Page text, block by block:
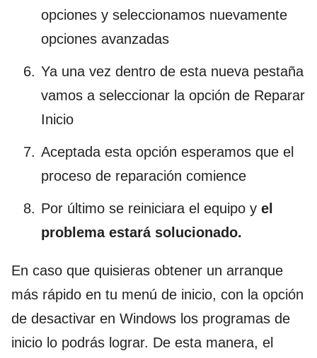
opciones y seleccionamos nuevamente
opciones avanzadas
Ya una vez dentro de esta nueva pestaña
vamos a seleccionar la opción de Reparar
Inicio
Aceptada esta opción esperamos que el
proceso de reparación comience
Por último se reiniciara el equipo y el
problema estará solucionado.
En caso que quisieras obtener un arranque
más rápido en tu menú de inicio, con la opción
de desactivar en Windows los programas de
inicio lo podrás lograr. De esta manera, el